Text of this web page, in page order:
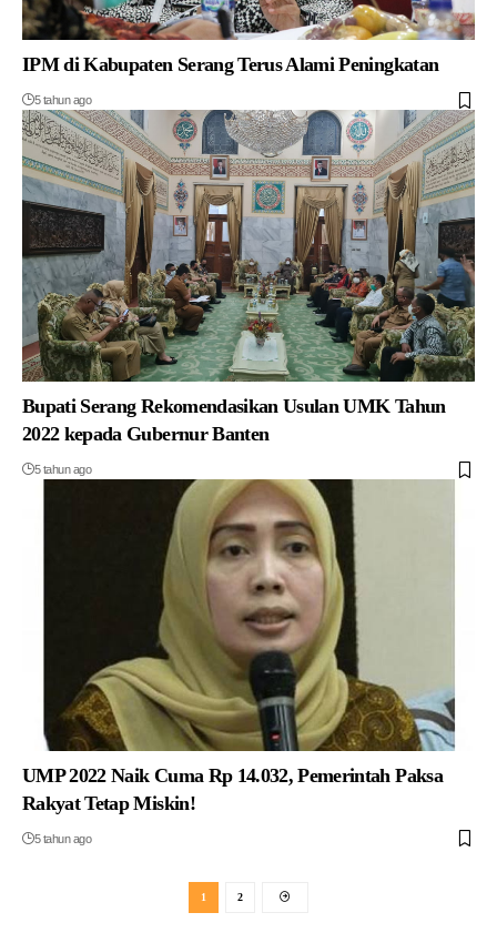
IPM di Kabupaten Serang Terus Alami Peningkatan
5 tahun ago
Bupati Serang Rekomendasikan Usulan UMK Tahun
2022 kepada Gubernur Banten
5 tahun ago
UMP 2022 Naik Cuma Rp 14.032, Pemerintah Paksa
Rakyat Tetap Miskin!
5 tahun ago
1 2